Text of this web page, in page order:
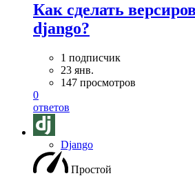
Как сделать
django?
1 подписчик
23 янв.
147 просмотров
0
ответов
Django
Простой